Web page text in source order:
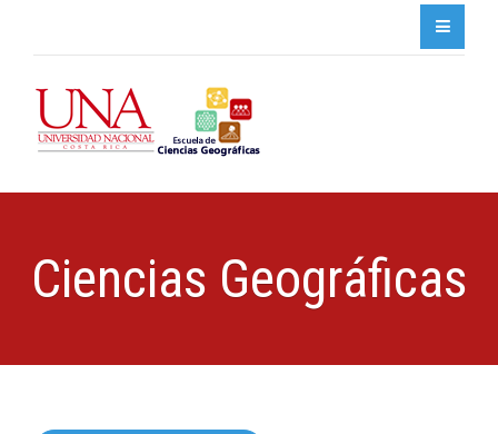
Ciencias Geográficas